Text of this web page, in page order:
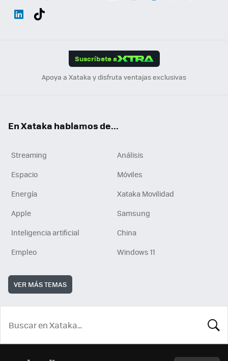
Suscríbete a
Apoya a Xataka y disfruta ventajas exclusivas
En Xataka hablamos de...
Streaming
Análisis
Espacio
Móviles
Energía
Xataka Movilidad
Apple
Samsung
Inteligencia artificial
China
Empleo
Windows 11
VER MÁS TEMAS